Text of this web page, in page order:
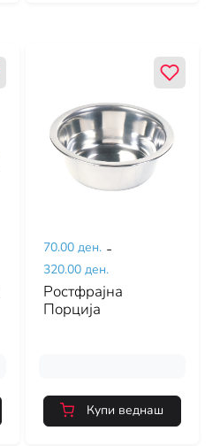
70.00 ден. -
320.00 ден.
Ростфрајна
Порција
Купи веднаш